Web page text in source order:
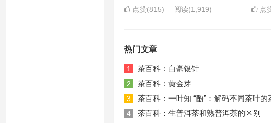
点赞(815) 阅读(1,919) 点
热门文章
1 茶百科：白毫银针
2 茶百科：黄金芽
3 茶百科：一叶知 “酚”：解码不同茶叶
4 茶百科：生普洱茶和熟普洱茶的区别